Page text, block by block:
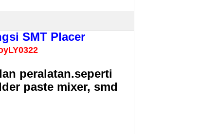
SMT Placer
peralatan.seperti
paste mixer, smd